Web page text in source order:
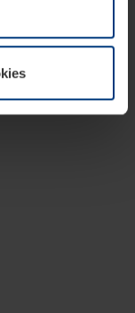
Uw
uitleg van de